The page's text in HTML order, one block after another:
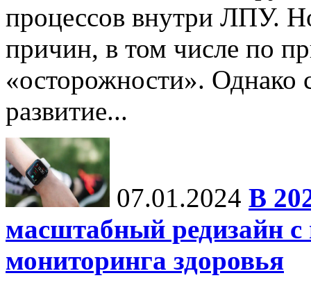
процессов внутри ЛПУ.
причин, в том числе по
«осторожности». Однако
развитие...
07.01.2024 В
масштабный редизайн
мониторинга здоровья